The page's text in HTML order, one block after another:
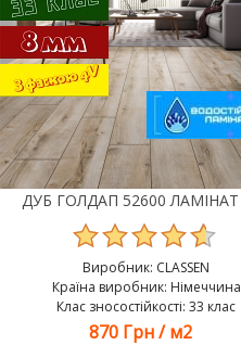
Виробник: CLASSEN
Країна виробник: Німеччина
Клас зносостійкості: 33 клас
870 Грн /м2